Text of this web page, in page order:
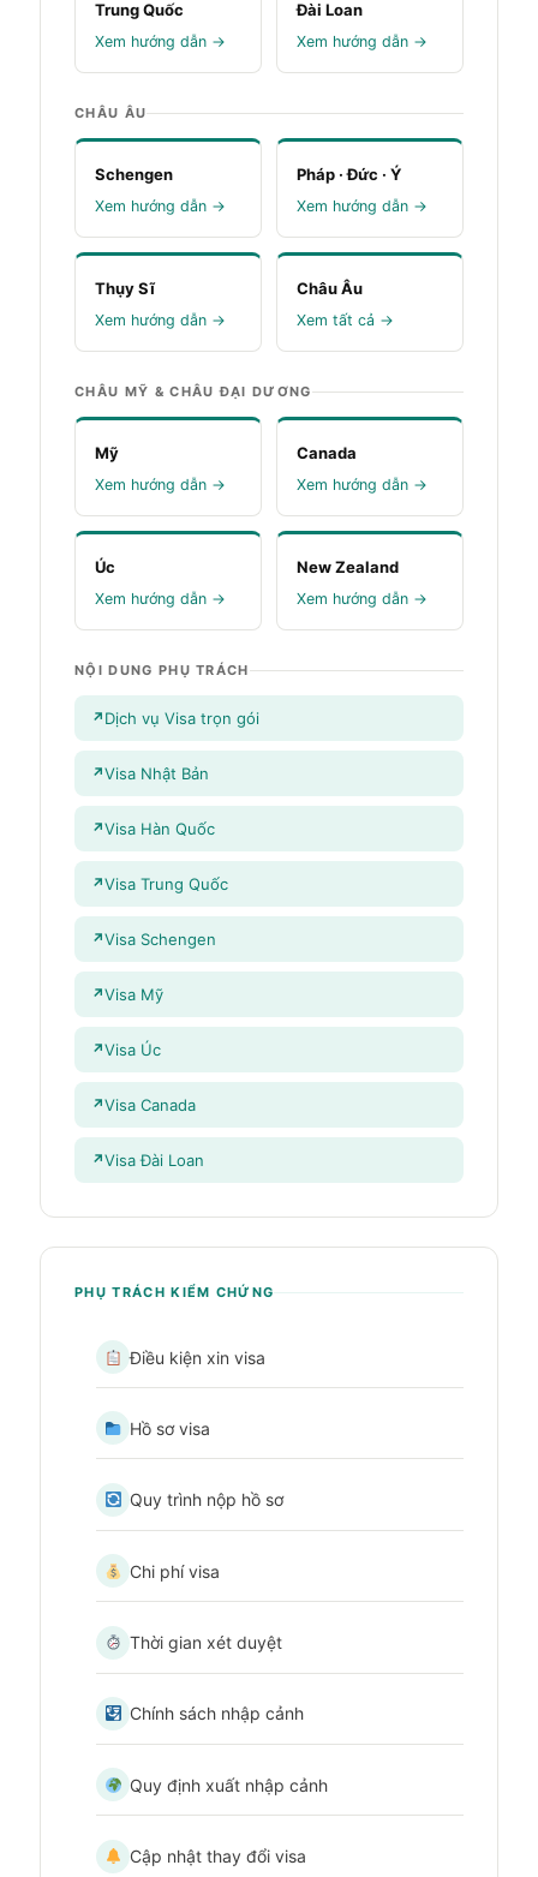
Trung Quốc
Xem hướng dẫn →
Đài Loan
Xem hướng dẫn →
CHÂU ÂU
Schengen
Xem hướng dẫn →
Pháp · Đức · Ý
Xem hướng dẫn →
Thụy Sĩ
Xem hướng dẫn →
Châu Âu
Xem tất cả →
CHÂU MỸ & CHÂU ĐẠI DƯƠNG
Mỹ
Xem hướng dẫn →
Canada
Xem hướng dẫn →
Úc
Xem hướng dẫn →
New Zealand
Xem hướng dẫn →
NỘI DUNG PHỤ TRÁCH
Dịch vụ Visa trọn gói
Visa Nhật Bản
Visa Hàn Quốc
Visa Trung Quốc
Visa Schengen
Visa Mỹ
Visa Úc
Visa Canada
Visa Đài Loan
PHỤ TRÁCH KIỂM CHỨNG
Điều kiện xin visa
Hồ sơ visa
Quy trình nộp hồ sơ
Chi phí visa
Thời gian xét duyệt
Chính sách nhập cảnh
Quy định xuất nhập cảnh
Cập nhật thay đổi visa